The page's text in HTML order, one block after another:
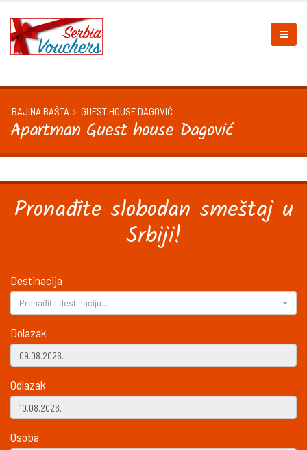
BAJINA BAŠTA GUEST HOUSE DAGOVIĆ
Apartman Guest house Dagović
Pronađite slobodan smeštaj u
Srbiji!
Destinacija
Pronađite destinaciju...
Dolazak
Odlazak
Osoba